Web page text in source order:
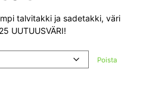
-
162,90 €
talvitakki ja sadetakki, väri
UUTUUSVÄRI!
Poista